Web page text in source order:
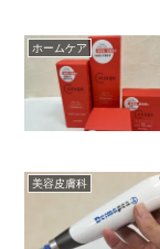
ホームケア
美容皮膚科